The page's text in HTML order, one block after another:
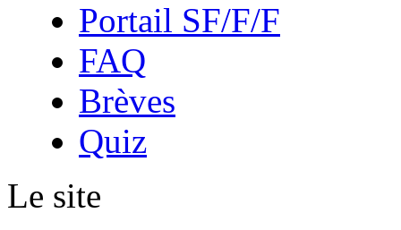
Portail SF/F/F
FAQ
Brèves
Quiz
Le site